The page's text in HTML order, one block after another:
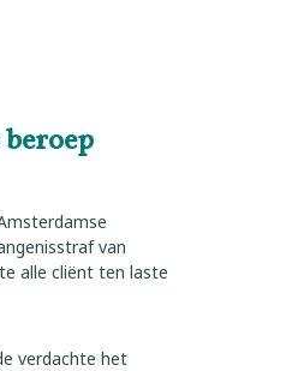
van
alle cliënt ten laste
verdachte het